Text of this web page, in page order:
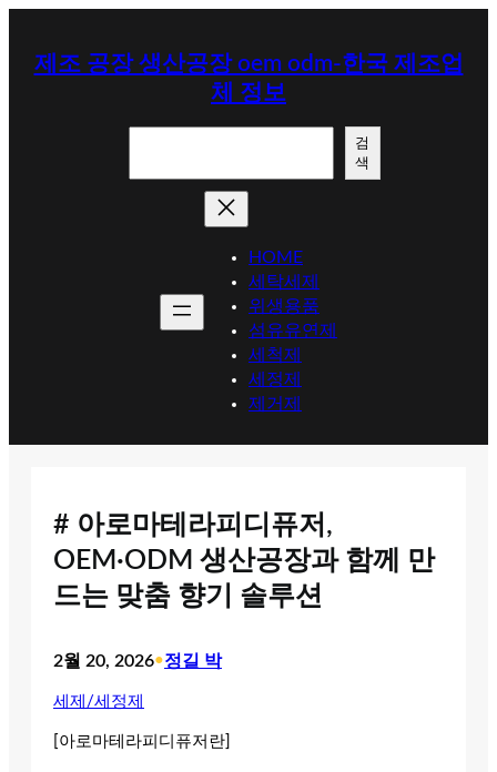
제조 공장 생산공장 oem odm-한국 제조업
체 정보
검
색
HOME
세탁세제
위생용품
섬유유연제
세척제
세정제
제거제
# 아로마테라피디퓨저,
OEM·ODM 생산공장과 함께 만
드는 맞춤 향기 솔루션
2월 20, 2026•정길 박
세제/세정제
[아로마테라피디퓨저란]